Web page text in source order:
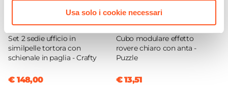
Usa solo i cookie necessari
CODICE:CR-U2T
Set 2 sedie ufficio in
similpelle tortora con
schienale in paglia - Crafty
€ 148,00
CODICE:PUZZLE-RSAN
Cubo modulare effetto
rovere chiaro con anta -
Puzzle
€ 13,51